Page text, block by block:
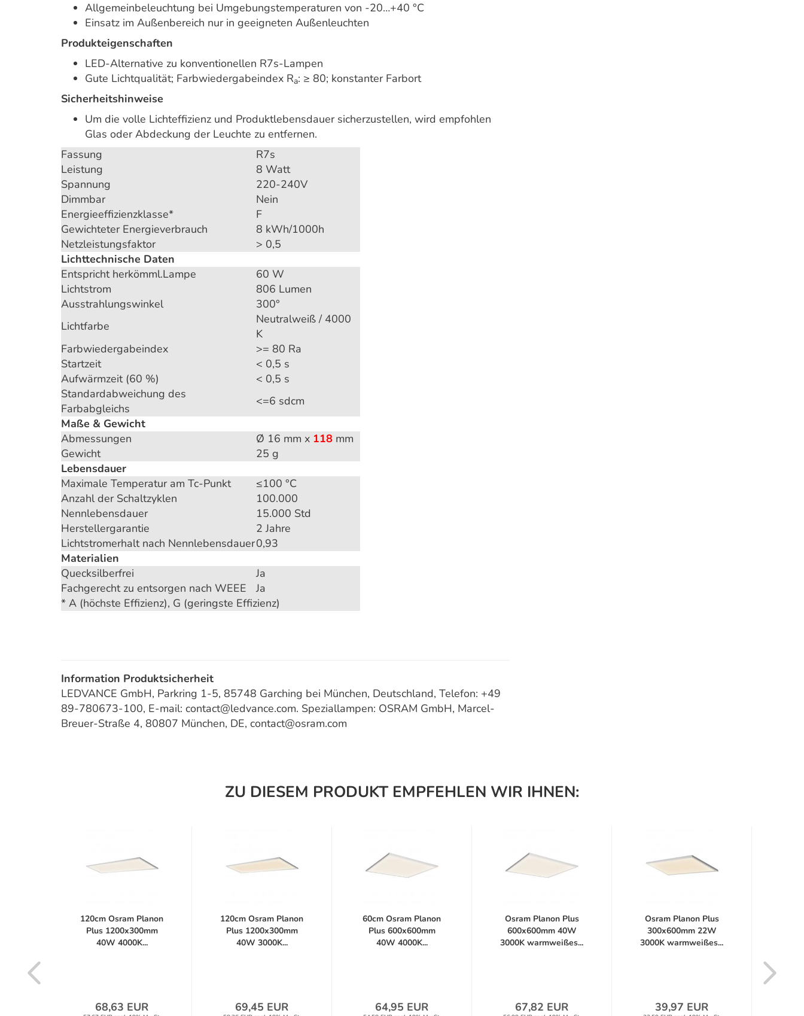
Allgemeinbeleuchtung bei Umgebungstemperaturen von -20…+40 °C
Einsatz im Außenbereich nur in geeigneten Außenleuchten
Produkteigenschaften
LED-Alternative zu konventionellen R7s-Lampen
Gute Lichtqualität; Farbwiedergabeindex Ra: ≥ 80; konstanter Farbort
Sicherheitshinweise
Um die volle Lichteffizienz und Produktlebensdauer sicherzustellen, wird empfohlen
Glas oder Abdeckung der Leuchte zu entfernen.
Fassung
R7s
Leistung
8 Watt
Spannung
220-240V
Dimmbar
Nein
Energieeffizienzklasse*
F
Gewichteter Energieverbrauch
8 kWh/1000h
Netzleistungsfaktor
> 0,5
Lichttechnische Daten
Entspricht herkömml.Lampe
60 W
Lichtstrom
806 Lumen
Ausstrahlungswinkel
300°
Lichtfarbe
Neutralweiß / 4000
K
Farbwiedergabeindex
>= 80 Ra
Startzeit
< 0,5 s
Aufwärmzeit (60 %)
< 0,5 s
Standardabweichung des
Farbabgleichs
<=6 sdcm
Maße & Gewicht
Abmessungen
Ø 16 mm x 118 mm
Gewicht
25 g
Lebensdauer
Maximale Temperatur am Tc-Punkt
≤100 °C
Anzahl der Schaltzyklen
100.000
Nennlebensdauer
15.000 Std
Herstellergarantie
2 Jahre
Lichtstromerhalt nach Nennlebensdauer0,93
Materialien
Quecksilberfrei
Ja
Fachgerecht zu entsorgen nach WEEE
Ja
* A (höchste Effizienz), G (geringste Effizienz)
Information Produktsicherheit
LEDVANCE GmbH, Parkring 1-5, 85748 Garching bei München, Deutschland, Telefon: +49
89-780673-100, E-mail: contact@ledvance.com. Speziallampen: OSRAM GmbH, Marcel-
Breuer-Straße 4, 80807 München, DE, contact@osram.com
ZU DIESEM PRODUKT EMPFEHLEN WIR IHNEN:
120cm Osram Planon
Plus 1200x300mm
40W 4000K...
68,63 EUR
120cm Osram Planon
Plus 1200x300mm
40W 3000K...
69,45 EUR
60cm Osram Planon
Plus 600x600mm
40W 4000K...
64,95 EUR
Osram Planon Plus
600x600mm 40W
3000K warmweißes...
67,82 EUR
Osram Planon Plus
300x600mm 22W
3000K warmweißes...
39,97 EUR